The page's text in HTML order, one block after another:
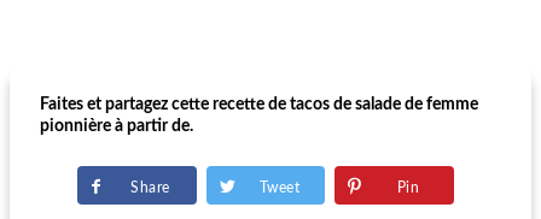
Faites et partagez cette recette de tacos de salade de femme
pionnière à partir de.
Share Tweet Pin